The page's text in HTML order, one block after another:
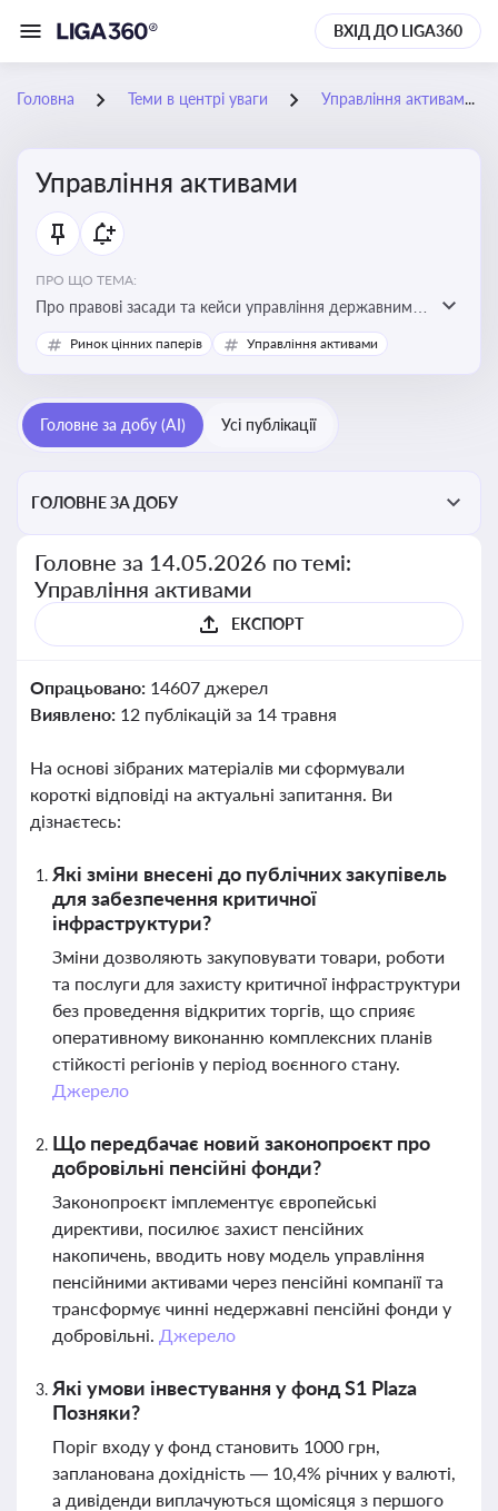
ВХІД ДО LIGA360
Головна Теми в центрі уваги Управління активами
Управління активами
ПРО ЩО ТЕМА:
Про правові засади та кейси управління державними,
комунальними та корпоративними активами, для
юристів і керівників, які відповідають за збереження
Ринок цінних паперів Управління активами
Головне за добу (AI) Усі публікації
ГОЛОВНЕ ЗА ДОБУ
Головне за 14.05.2026 по темі:
Управління активами
ЕКСПОРТ
Опрацьовано: 14607 джерел
Виявлено: 12 публікацій за 14 травня
На основі зібраних матеріалів ми сформували
короткі відповіді на актуальні запитання. Ви
дізнаєтесь:
Які зміни внесені до публічних закупівель
для забезпечення критичної
інфраструктури?
Зміни дозволяють закуповувати товари, роботи
та послуги для захисту критичної інфраструктури
без проведення відкритих торгів, що сприяє
оперативному виконанню комплексних планів
стійкості регіонів у період воєнного стану.
Джерело
Що передбачає новий законопроєкт про
добровільні пенсійні фонди?
Законопроєкт імплементує європейські
директиви, посилює захист пенсійних
накопичень, вводить нову модель управління
пенсійними активами через пенсійні компанії та
трансформує чинні недержавні пенсійні фонди у
добровільні. Джерело
Які умови інвестування у фонд S1 Plaza
Позняки?
Поріг входу у фонд становить 1000 грн,
запланована дохідність — 10,4% річних у валюті,
а дивіденди виплачуються щомісяця з першого